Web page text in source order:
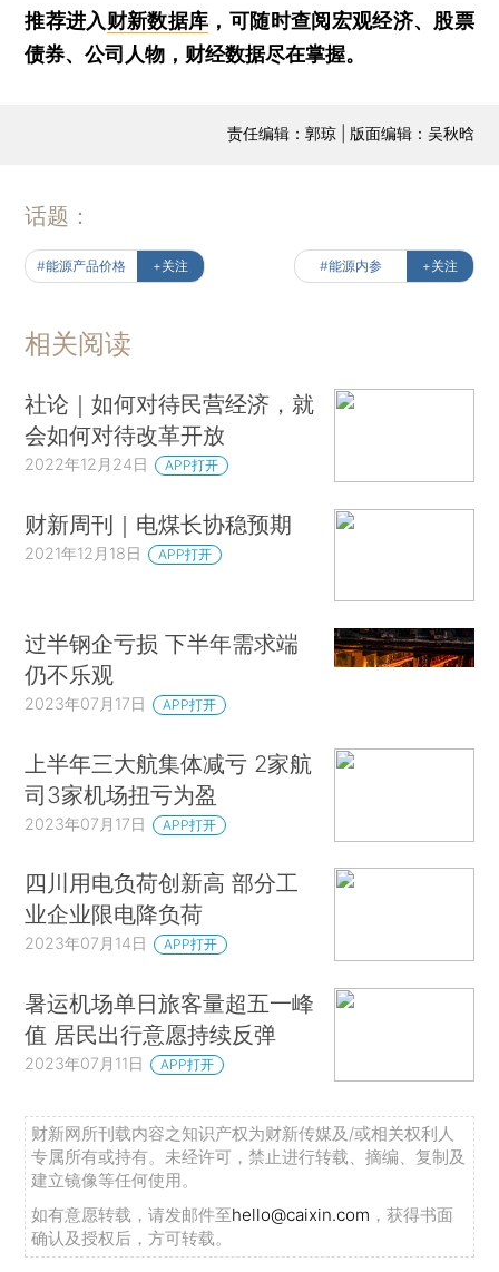
推荐进入财新数据库 ，可随时查阅宏观经济、股票
债券、公司人物，财经数据尽在掌握。
责任编辑：郭琼 | 版面编辑：吴秋晗
话题：
#能源产品价格 +关注 #能源内参 +关注
相关阅读
社论｜如何对待民营经济，就
会如何对待改革开放
2022年12月24日 APP打开
财新周刊｜电煤长协稳预期
2021年12月18日 APP打开
过半钢企亏损 下半年需求端
仍不乐观
2023年07月17日 APP打开
上半年三大航集体减亏 2家航
司3家机场扭亏为盈
2023年07月17日 APP打开
四川用电负荷创新高 部分工
业企业限电降负荷
2023年07月14日 APP打开
暑运机场单日旅客量超五一峰
值 居民出行意愿持续反弹
2023年07月11日 APP打开
财新网所刊载内容之知识产权为财新传媒及/或相关权利人
专属所有或持有。未经许可，禁止进行转载、摘编、复制及
建立镜像等任何使用。
如有意愿转载，请发邮件至hello@caixin.com ，获得书面
确认及授权后，方可转载。